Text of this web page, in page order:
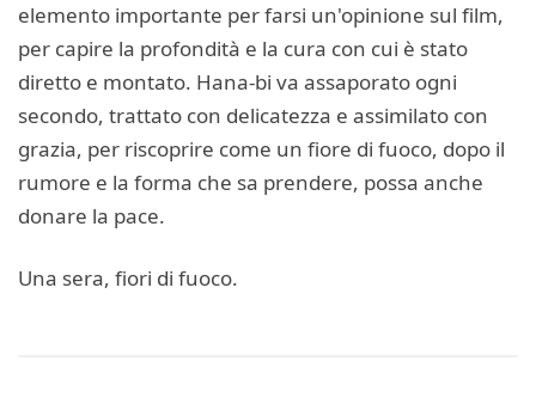
elemento importante per farsi un'opinione sul film,
per capire la profondità e la cura con cui è stato
diretto e montato. Hana-bi va assaporato ogni
secondo, trattato con delicatezza e assimilato con
grazia, per riscoprire come un fiore di fuoco, dopo il
rumore e la forma che sa prendere, possa anche
donare la pace.
Una sera, fiori di fuoco.